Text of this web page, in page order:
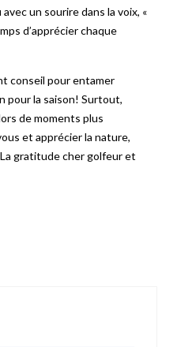
un sourire dans la voix, «
d’apprécier chaque
conseil pour entamer
pour la saison! Surtout,
de moments plus
et apprécier la nature,
gratitude cher golfeur et